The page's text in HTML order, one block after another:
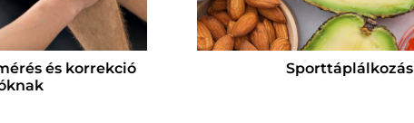
és korrekció
Sporttáplálkozás